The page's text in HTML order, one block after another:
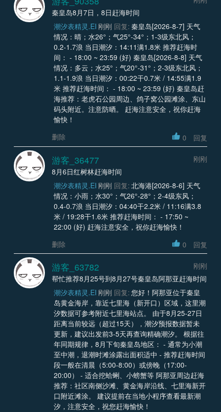
秦皇岛8月7日，8日赶海时间
潮汐表精灵.EI 刚刚 回复: 秦皇岛[2026-8-7] 天气
情况：晴；水26°；气25°-34°；1-3级东北风；
0.2-1.7浪 当日潮汐：14:11满1.8米 推荐赶海时
间： - 18:00 ~ 23:59 (好) 秦皇岛[2026-8-8] 天气
情况：多云；水25°；气20°-31°；2-3级东北风；
1.1-1.9浪 当日潮汐：00:22干0.7米 / 14:55满1.9
米 推荐赶海时间： - 18:00 ~ 23:59 (好) 秦皇岛赶
海推荐：老虎石公园周边、鸽子窝公园滩涂、东山
码头附近。注意防晒。 赶海注意安全，祝你赶海
愉快！
删除
0 回复
游客_36477
刚刚
8月6日红树林赶海时间
潮汐表精灵.EI 刚刚 回复: 北海港[2026-8-6] 天气
情况：小雨；水30°；气26°-28°；2-4级东风；
0.4-0.7浪 当日潮汐：04:40干2.2米 / 11:16满3.8
米 / 19:28干1.6米 推荐赶海时间： - 17:50 ~
22:00 (好) 赶海注意安全，祝你赶海愉快！
删除
0 回复
游客_63782
刚刚
帮忙推荐8月25号到8月27号秦皇岛阿那亚赶海时间
潮汐表精灵.EI 刚刚 回复: 您好！阿那亚位于秦皇
岛黄金海岸，靠近七里海（新开口）区域，这里潮
汐数据可参考附近七里海站点。 由于8月25-27日
距离当前较远（超过15天），潮汐预报数据暂未
更新，建议出发前3-5天再查询精确潮汐。 根据往
年同期规律，8月下旬秦皇岛地区： - 通常为小潮
至中潮，退潮时滩涂露出面积适中 - 推荐赶海时间
段一般在清晨（5:00-8:00）或傍晚（17:00-
20:00） - 适合挖蛤蜊、小螃蟹等 阿那亚周边赶海
推荐：社区南侧沙滩、黄金海岸沿线、七里海新开
口附近滩涂。 建议提前在当地小程序查看最新潮
汐，注意安全，祝您赶海愉快！